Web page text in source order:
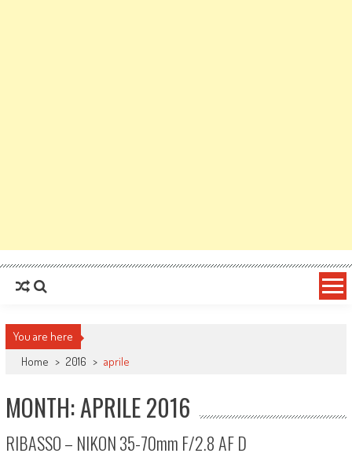
You are here
Home > 2016 > aprile
MONTH: APRILE 2016
RIBASSO – NIKON 35-70mm F/2.8 AF D